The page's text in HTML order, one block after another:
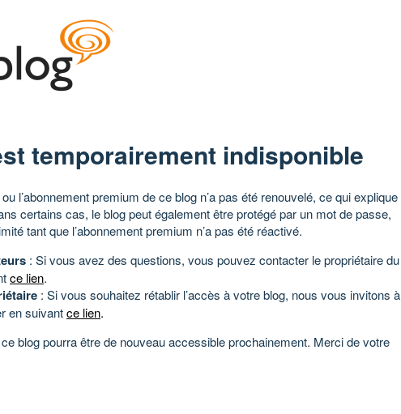
temporairement indisponible
l’abonnement premium de ce blog n’a pas été renouvelé, ce qui explique
certains cas, le blog peut également être protégé par un mot de passe,
tant que l’abonnement premium n’a pas été réactivé.
: Si vous avez des questions, vous pouvez contacter le propriétaire du
ce lien.
: Si vous souhaitez rétablir l’accès à votre blog, nous vous invitons à
en suivantce lien.
blog pourra être de nouveau accessible prochainement. Merci de votre